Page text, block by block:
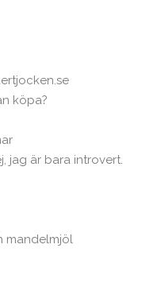
köpa?
jag är bara introvert.
mandelmjöl